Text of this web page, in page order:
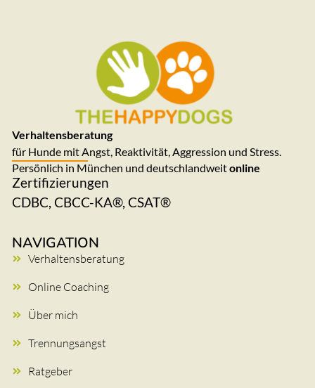
Verhaltensberatung
für Hunde mit Angst, Reaktivität, Aggression und Stress.
Persönlich in München und deutschlandweitonline
Zertifizierungen
CDBC, CBCC-KA®, CSAT®
NAVIGATION
Verhaltensberatung
Online Coaching
Über mich
Trennungsangst
Ratgeber